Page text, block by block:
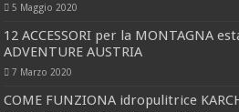
5 Maggio 2020
12 ACCESSORI per la MONTAGNA
ADVENTURE AUSTRIA
7 Marzo 2020
COME FUNZIONA idropulitrice